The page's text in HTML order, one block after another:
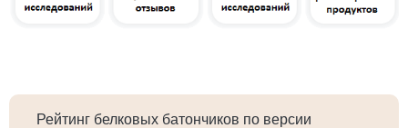
Рейтинг белковых батончиков по версии